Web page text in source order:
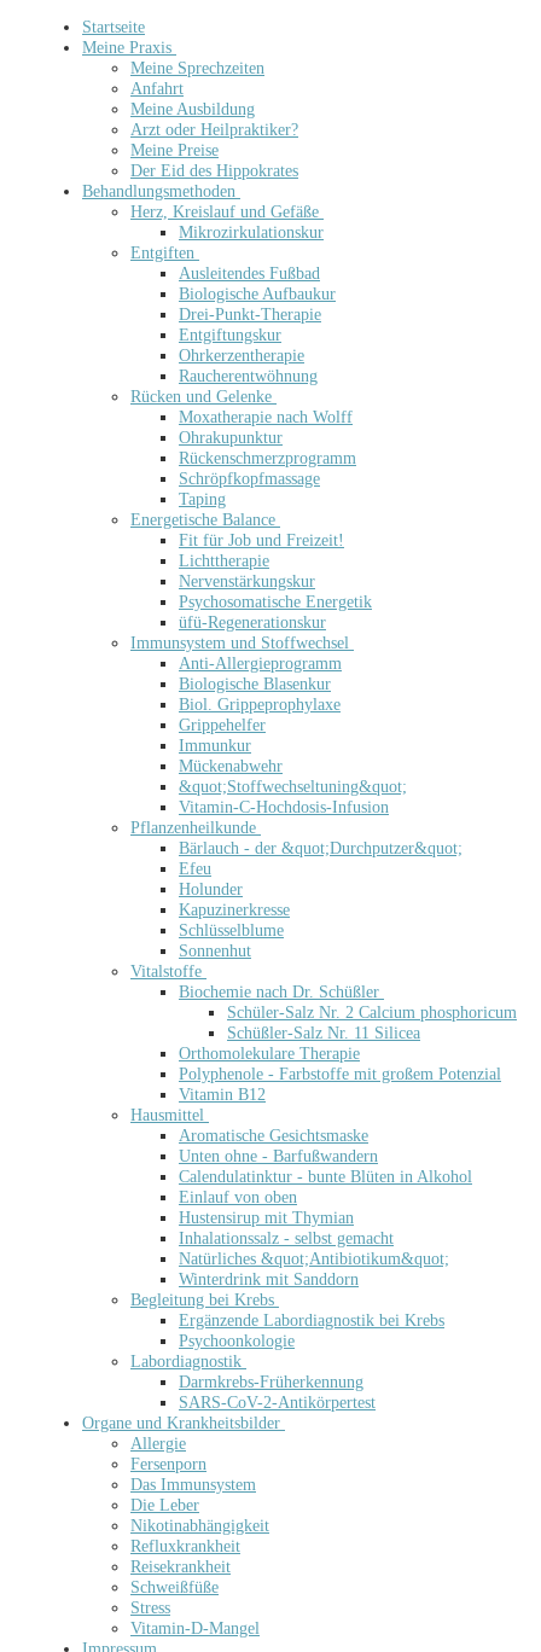
Startseite
Meine Praxis
Meine Sprechzeiten
Anfahrt
Meine Ausbildung
Arzt oder Heilpraktiker?
Meine Preise
Der Eid des Hippokrates
Behandlungsmethoden
Herz, Kreislauf und Gefäße
Mikrozirkulationskur
Entgiften
Ausleitendes Fußbad
Biologische Aufbaukur
Drei-Punkt-Therapie
Entgiftungskur
Ohrkerzentherapie
Raucherentwöhnung
Rücken und Gelenke
Moxatherapie nach Wolff
Ohrakupunktur
Rückenschmerzprogramm
Schröpfkopfmassage
Taping
Energetische Balance
Fit für Job und Freizeit!
Lichttherapie
Nervenstärkungskur
Psychosomatische Energetik
üfü-Regenerationskur
Immunsystem und Stoffwechsel
Anti-Allergieprogramm
Biologische Blasenkur
Biol. Grippeprophylaxe
Grippehelfer
Immunkur
Mückenabwehr
&quot;Stoffwechseltuning&quot;
Vitamin-C-Hochdosis-Infusion
Pflanzenheilkunde
Bärlauch - der &quot;Durchputzer&quot;
Efeu
Holunder
Kapuzinerkresse
Schlüsselblume
Sonnenhut
Vitalstoffe
Biochemie nach Dr. Schüßler
Schüler-Salz Nr. 2 Calcium phosphoricum
Schüßler-Salz Nr. 11 Silicea
Orthomolekulare Therapie
Polyphenole - Farbstoffe mit großem Potenzial
Vitamin B12
Hausmittel
Aromatische Gesichtsmaske
Unten ohne - Barfußwandern
Calendulatinktur - bunte Blüten in Alkohol
Einlauf von oben
Hustensirup mit Thymian
Inhalationssalz - selbst gemacht
Natürliches &quot;Antibiotikum&quot;
Winterdrink mit Sanddorn
Begleitung bei Krebs
Ergänzende Labordiagnostik bei Krebs
Psychoonkologie
Labordiagnostik
Darmkrebs-Früherkennung
SARS-CoV-2-Antikörpertest
Organe und Krankheitsbilder
Allergie
Fersenporn
Das Immunsystem
Die Leber
Nikotinabhängigkeit
Refluxkrankheit
Reisekrankheit
Schweißfüße
Stress
Vitamin-D-Mangel
Impressum